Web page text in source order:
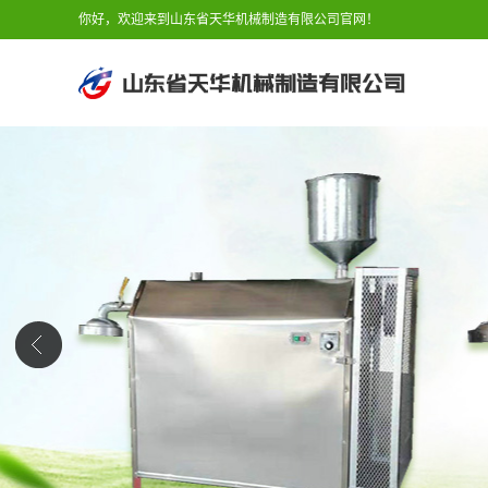
你好，欢迎来到山东省天华机械制造有限公司官网！